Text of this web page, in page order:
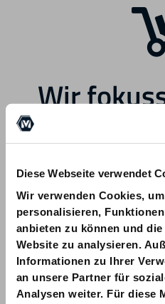
Diese Webseite verwendet
Wir verwenden Cookies,
personalisieren,
anbieten zu können und
Website zu analysieren.
Informationen zu Ihrer
an unsere Partner für
Analysen weiter. Für diese
Wir
zukünftig
Bei Fragen zu Ihrer
Sie sich bitte an